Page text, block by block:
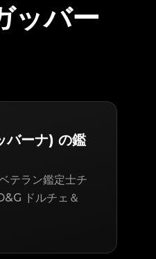
ッバー
ーナ) の鑑
テラン鑑定士チ
ドルチェ＆